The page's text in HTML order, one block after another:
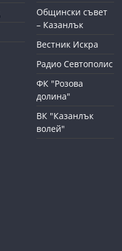
Общински съвет
– Казанлък
Вестник Искра
Радио Севтополис
ФК "Розова
долина"
ВК "Казанлък
волей"